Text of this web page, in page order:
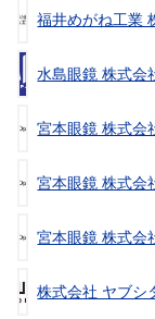
福井めがね工業
水島眼鏡 株式会
宮本眼鏡 株式会
宮本眼鏡 株式会
宮本眼鏡 株式会
株式会社 ヤブシ